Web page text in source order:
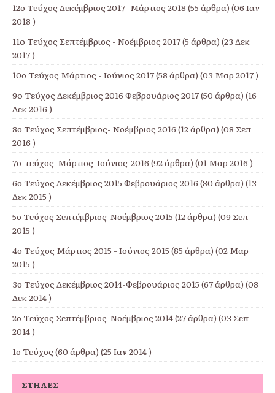
12ο Τεύχος Δεκέμβριος 2017- Μάρτιος 2018 (55 άρθρα) (06 Ιαν
2018 )
11o Τεύχος Σεπτέμβριος - Νοέμβριος 2017(5 άρθρα) (23 Δεκ
2017 )
10ο Τεύχος Μάρτιος - Ιούνιος 2017(58 άρθρα) (03 Μαρ 2017 )
9o Τεύχος Δεκέμβριος 2016 Φεβρουάριος 2017(50 άρθρα) (16
Δεκ 2016 )
8ο Τεύχος Σεπτέμβριος- Νοέμβριος 2016 (12 άρθρα) (08 Σεπ
2016 )
7ο-τεύχος-Μάρτιος-Ιούνιος-2016 (92 άρθρα) (01 Μαρ 2016 )
6ο Τεύχος Δεκέμβριος 2015 Φεβρουάριος 2016 (80 άρθρα) (13
Δεκ 2015 )
5ο Τεύχος Σεπτέμβριος-Νοέμβριος 2015 (12 άρθρα) (09 Σεπ
2015 )
4ο Τεύχος Μάρτιος 2015 - Ιούνιος 2015 (85 άρθρα) (02 Μαρ
2015 )
3ο Τεύχος Δεκέμβριος 2014-Φεβρουάριος 2015 (67 άρθρα) (08
Δεκ 2014 )
2ο Τεύχος Σεπτέμβριος-Νοέμβριος 2014(27 άρθρα) (03 Σεπ
2014 )
1ο Τεύχος (60 άρθρα) (25 Ιαν 2014 )
ΣΤΉΛΕΣ